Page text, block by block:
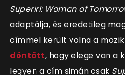
Superirl: Woman of
adaptálja, és eredetileg
címmel került volna a
döntött, hogy elege van a
legyen a cím simán csak